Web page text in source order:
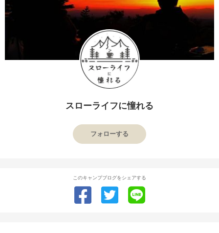
スローライフに憧れる
フォローする
このキャンプブログをシェアする